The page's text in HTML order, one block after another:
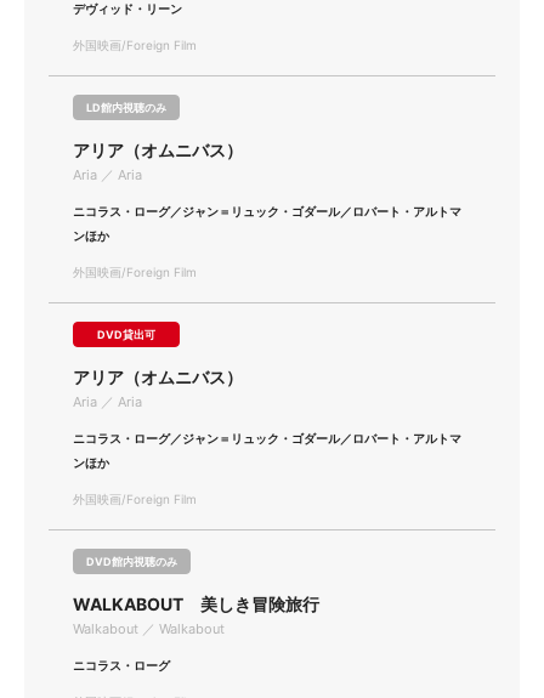
デヴィッド・リーン
外国映画/Foreign Film
LD館内視聴のみ
アリア（オムニバス）
Aria ／ Aria
ニコラス・ローグ／ジャン＝リュック・ゴダール／ロバート・アルトマ
ンほか
外国映画/Foreign Film
DVD貸出可
アリア（オムニバス）
Aria ／ Aria
ニコラス・ローグ／ジャン＝リュック・ゴダール／ロバート・アルトマ
ンほか
外国映画/Foreign Film
DVD館内視聴のみ
WALKABOUT 美しき冒険旅行
Walkabout ／ Walkabout
ニコラス・ローグ